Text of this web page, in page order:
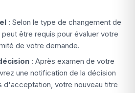
: Selon le type de changement de
être requis pour évaluer votre
de votre demande.
: Après examen de votre
une notification de la décision
d'acceptation, votre nouveau titre